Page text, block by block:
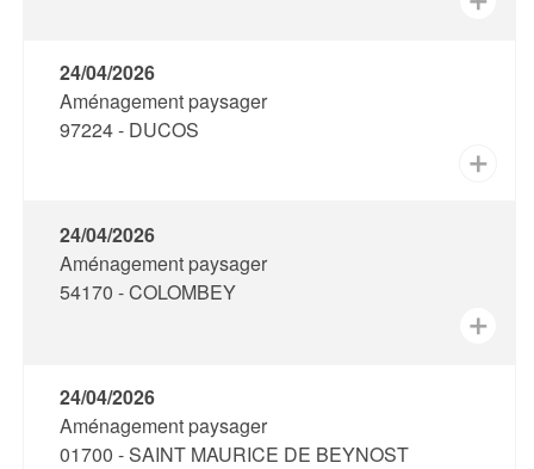
24/04/2026
Aménagement paysager
97224 - DUCOS
✕
24/04/2026
Aménagement paysager
54170 - COLOMBEY
✕
24/04/2026
Aménagement paysager
01700 - SAINT MAURICE DE BEYNOST